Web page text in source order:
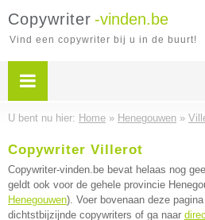
Copywriter -vinden.be
Vind een copywriter bij u in de buurt!
U bent nu hier: Home » Henegouwen »
Copywriter Villerot
Copywriter-vinden.be bevat helaas nog
geldt ook voor de gehele provincie
Henegouwen). Voer bovenaan deze
dichtstbijzijnde copywriters of ga naar